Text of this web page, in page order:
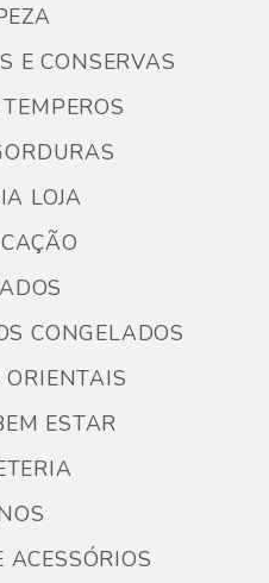
E CONSERVAS
LOJA
CONGELADOS
ORIENTAIS
ESTAR